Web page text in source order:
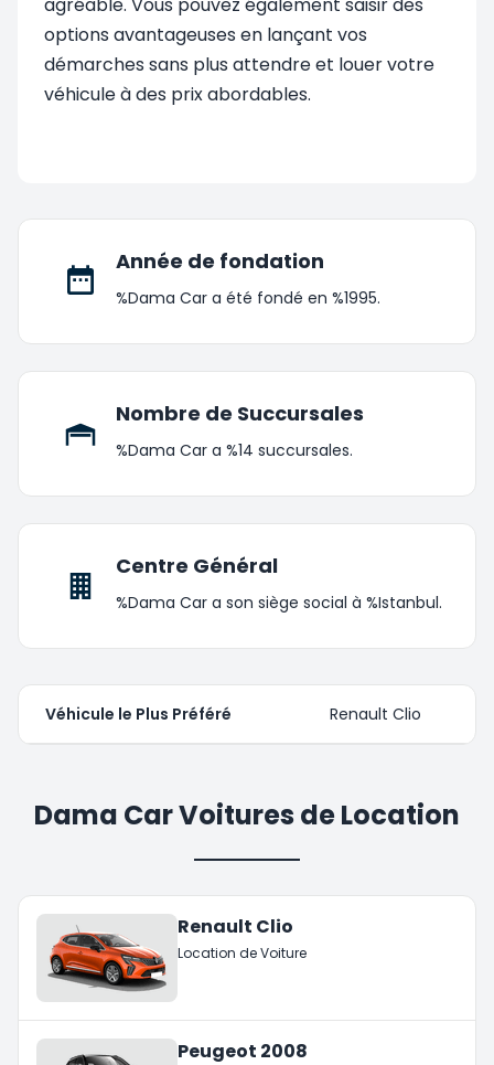
options avantageuses en lançant vos
démarches sans plus attendre et louer votre
véhicule à des prix abordables.
Année de fondation
%Dama Car a été fondé en %1995.
Nombre de Succursales
%Dama Car a %14 succursales.
Centre Général
%Dama Car a son siège social à %Istanbul.
Véhicule le Plus Préféré Renault Clio
Dama Car Voitures de Location
Renault Clio
Location de Voiture
Peugeot 2008